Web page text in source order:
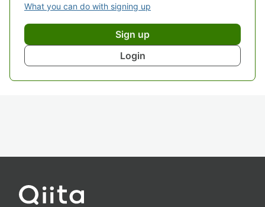
What you can do with signing up
Sign up
Login